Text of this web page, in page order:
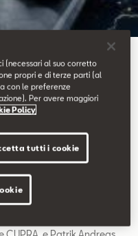
(necessari al suo corretto
propri e di terze parti (al
con le preferenze
Per avere maggiori
Policy
tutti i cookie